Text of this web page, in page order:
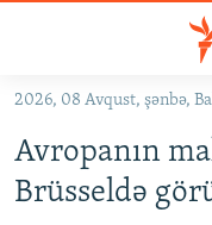
Əsas
qayıt
Əsas
#İZAHLA
KORRUPSIOMETR
2026, 08 Avqust, şənbə,
Avropanın
Brüsseldə